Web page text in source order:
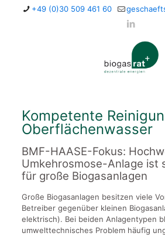
+49 (0)30 509 461 60
Kompetente
Oberflächenwasser
BMF-HAASE-Fokus:
Umkehrosmose-Anlage ist
für große Biogasanlagen
Große Biogasanlagen besitzen viele
Betreiber gegenüber kleinen
elektrisch). Bei beiden Anlagentypen
umwelttechnisches Problem häufig